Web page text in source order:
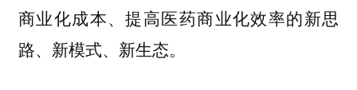
商业化成本、提高医药商业化效率的新思
路、新模式、新生态。